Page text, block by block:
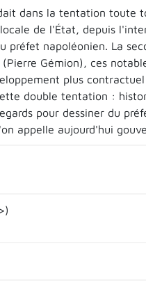
dans la tentation toute
de l'État, depuis
préfet napoléonien. La
Gémion), ces
plus
double tentation :
pour dessiner du
appelle aujourd'hui